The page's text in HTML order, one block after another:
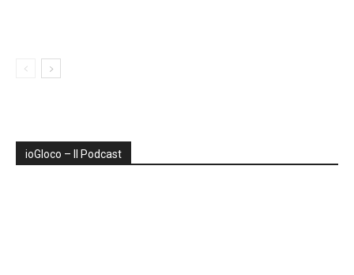
ioGIoco – Il Podcast